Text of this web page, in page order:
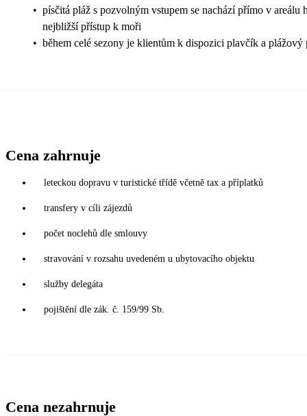
• písčitá pláž s pozvolným vstupem se nachází přímo v
nejbližší přístup k moři
• během celé sezony je klientům k dispozici plavčík a plážový
Cena zahrnuje
leteckou dopravu v turistické třídě včetně tax a příplatků
transfery v cíli zájezdů
počet noclehů dle smlouvy
stravování v rozsahu uvedeném u ubytovacího objektu
služby delegáta
pojištění dle zák. č. 159/99 Sb.
Cena nezahrnuje